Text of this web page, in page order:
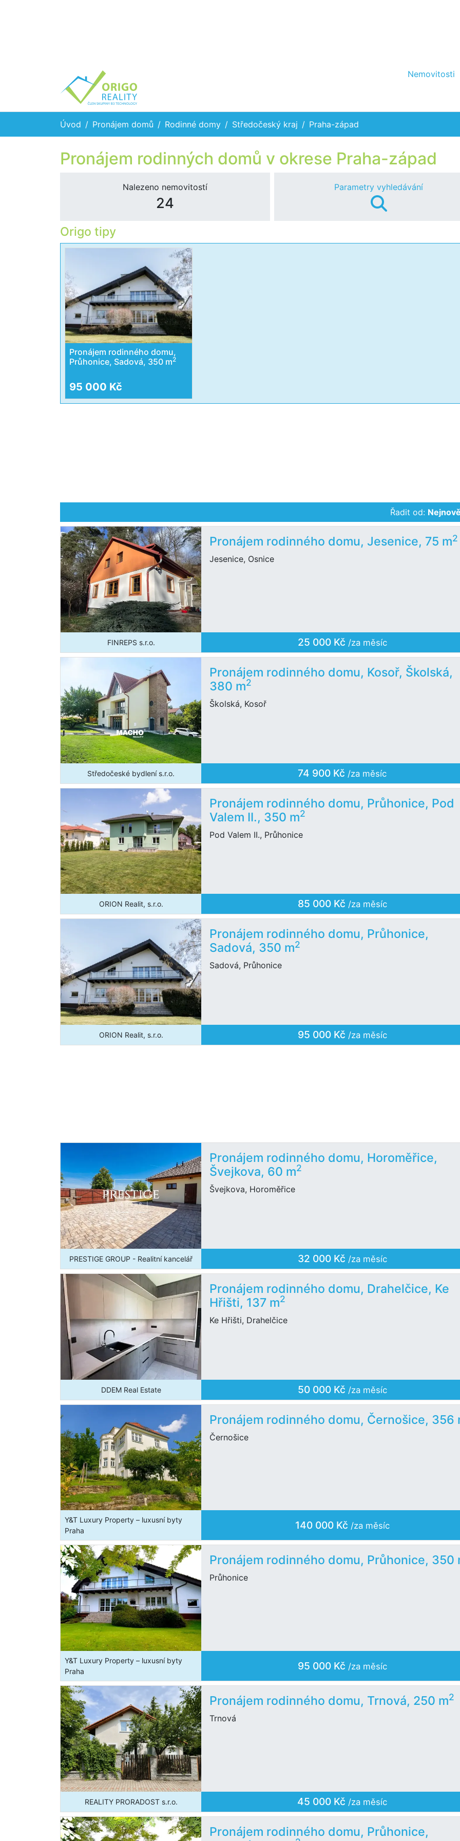
Nemovitosti
Úvod Pronájem domů Rodinné domy Středočeský kraj Praha-západ
Pronájem rodinných domů v okrese Praha-západ
Nalezeno nemovitostí
24
Parametry vyhledávání
Origo tipy
Pronájem rodinného domu,
Průhonice, Sadová, 350 m2
95 000 Kč
Řadit od:
Pronájem rodinného domu, Jesenice, 75 m2
Jesenice, Osnice
FINREPS s.r.o. 25 000 Kč /za měsíc
Pronájem rodinného domu, Kosoř, Školská,
380 m2
Školská, Kosoř
Středočeské bydlení s.r.o. 74 900 Kč /za měsíc
Pronájem rodinného domu, Průhonice, Pod
Valem II., 350 m2
Pod Valem II., Průhonice
ORION Realit, s.r.o. 85 000 Kč /za měsíc
Pronájem rodinného domu, Průhonice,
Sadová, 350 m2
Sadová, Průhonice
ORION Realit, s.r.o. 95 000 Kč /za měsíc
Pronájem rodinného domu, Horoměřice,
Švejkova, 60 m2
Švejkova, Horoměřice
PRESTIGE GROUP - Realitní kancelář 32 000 Kč /za měsíc
Pronájem rodinného domu, Drahelčice, Ke
Hřišti, 137 m2
Ke Hřišti, Drahelčice
DDEM Real Estate 50 000 Kč /za měsíc
Pronájem rodinného domu, Černošice, 356
Černošice
Y&T Luxury Property – luxusní byty
Praha
140 000 Kč /za měsíc
Pronájem rodinného domu, Průhonice, 350
Průhonice
Y&T Luxury Property – luxusní byty
Praha
95 000 Kč /za měsíc
Pronájem rodinného domu, Trnová, 250 m2
Trnová
REALITY PRORADOST s.r.o. 45 000 Kč /za měsíc
Pronájem rodinného domu, Průhonice,